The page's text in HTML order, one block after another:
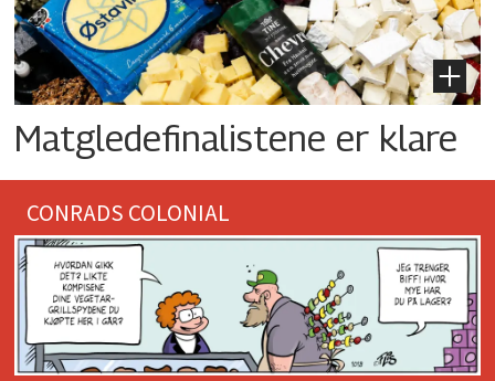
Matgledefinalistene er klare
CONRADS COLONIAL